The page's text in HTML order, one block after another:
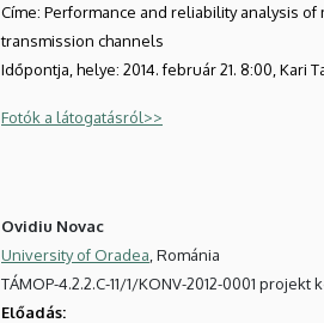
Címe: Performance and reliability analysis
transmission channels
Időpontja, helye: 2014. február 21. 8:00, Kari
Fotók a látogatásról>>
Ovidiu Novac
University of Oradea , Románia
TÁMOP-4.2.2.C-11/1/KONV-2012-0001 projekt
Előadás: